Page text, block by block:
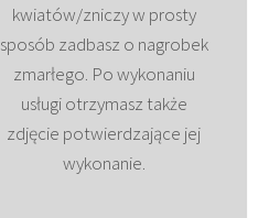
kwiatów/zniczy w prosty
sposób zadbasz o nagrobek
zmarłego. Po wykonaniu
usługi otrzymasz także
zdjęcie potwierdzające jej
wykonanie.